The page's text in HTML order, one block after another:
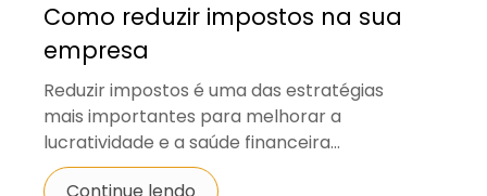
Como reduzir impostos na sua
empresa
Reduzir impostos é uma das estratégias
mais importantes para melhorar a
lucratividade e a saúde financeira...